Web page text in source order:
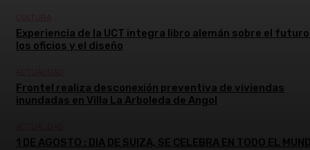
Experiencia de la UCT integra libro alemán sobre el
los oficios y el diseño
Frontel realiza desconexión preventiva de viviendas
inundadas en Villa La Arboleda de Angol
1 DE AGOSTO : DIA DE SUIZA, SE CELEBRA EN TODO EL